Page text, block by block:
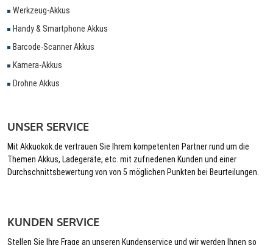
Werkzeug-Akkus
Handy & Smartphone Akkus
Barcode-Scanner Akkus
Kamera-Akkus
Drohne Akkus
UNSER SERVICE
Mit Akkuokok.de vertrauen Sie Ihrem kompetenten Partner rund um die
Themen Akkus, Ladegeräte, etc. mit zufriedenen Kunden und einer
Durchschnittsbewertung von von 5 möglichen Punkten bei Beurteilungen.
KUNDEN SERVICE
Stellen Sie Ihre Frage an unseren Kundenservice und wir werden Ihnen so